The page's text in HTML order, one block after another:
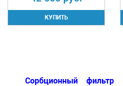
Сорбционный